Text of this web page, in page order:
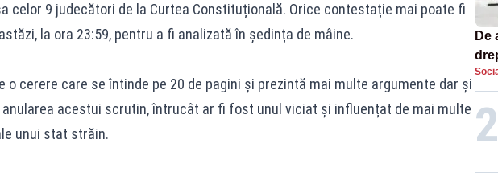
celor 9 judecători de la Curtea Constituțională. Orice contestație mai poate fi
la ora 23:59, pentru a fi analizată în ședința de mâine.
o cerere care se întinde pe 20 de pagini și prezintă mai multe argumente dar și
anularea acestui scrutin, întrucât ar fi fost unul viciat și influențat de mai multe
unui stat străin.
De
2